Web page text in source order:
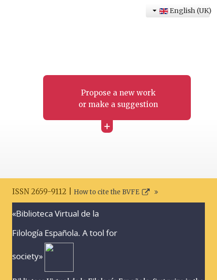
Propose a new work
or make a suggestion
+
English (UK)
ISSN 2659-9112 | How to cite the BVFE
«Biblioteca Virtual de la
Filología Española. A tool for
society»